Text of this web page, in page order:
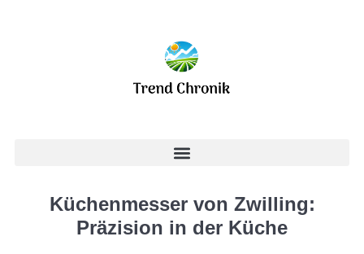
Küchenmesser von Zwilling:
Präzision in der Küche